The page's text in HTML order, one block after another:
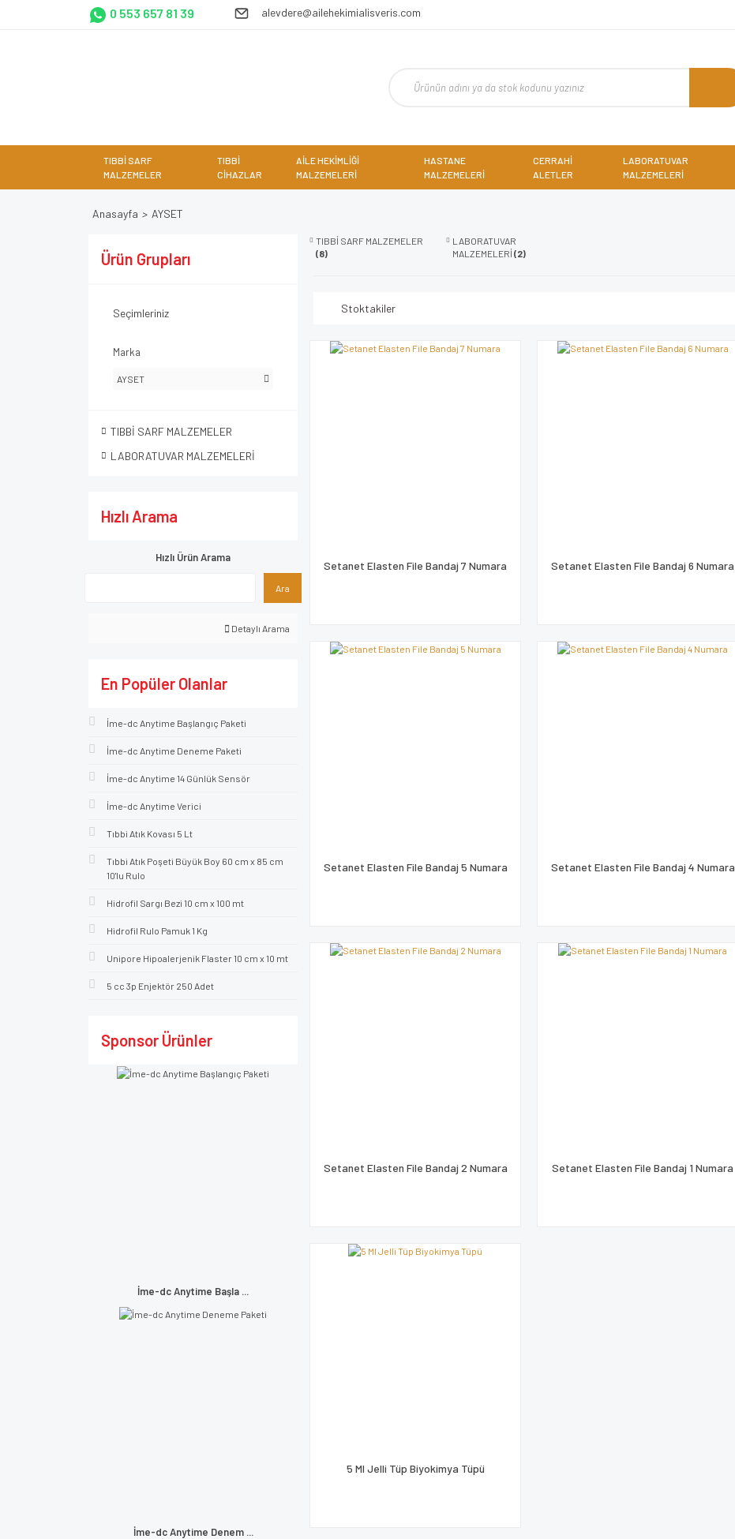
0 553 657 81 39 alevdere@ailehekimialisveris.com
TIBBİ SARF
MALZEMELER
TIBBİ
CİHAZLAR
AİLE HEKİMLİĞİ
MALZEMELERİ
HASTANE
MALZEMELERİ
CERRAHİ
ALETLER
LABORATUVAR
MALZEMELERİ
Anasayfa AYSET
Ürün Grupları
Seçimleriniz
Marka
AYSET
TIBBİ SARF MALZEMELER
LABORATUVAR MALZEMELERİ
Hızlı Arama
Hızlı Ürün Arama
Ara
Detaylı Arama
En Popüler Olanlar
İme-dc Anytime Başlangıç Paketi
İme-dc Anytime Deneme Paketi
İme-dc Anytime 14 Günlük Sensör
İme-dc Anytime Verici
Tıbbi Atık Kovası 5 Lt
Tıbbi Atık Poşeti Büyük Boy 60 cm x 85 cm
10'lu Rulo
Hidrofil Sargı Bezi 10 cm x 100 mt
Hidrofil Rulo Pamuk 1 Kg
Unipore Hipoalerjenik Flaster 10 cm x 10 mt
5 cc 3p Enjektör 250 Adet
Sponsor Ürünler
İme-dc Anytime Başla ...
İme-dc Anytime Denem ...
TIBBİ SARF MALZEMELER
(8)
LABORATUVAR
MALZEMELERİ (2)
Stoktakiler
Setanet Elasten File Bandaj 7 Numara Setanet Elasten File Bandaj 6 Numara
Setanet Elasten File Bandaj 5 Numara Setanet Elasten File Bandaj 4 Numara
Setanet Elasten File Bandaj 2 Numara Setanet Elasten File Bandaj 1 Numara
5 Ml Jelli Tüp Biyokimya Tüpü